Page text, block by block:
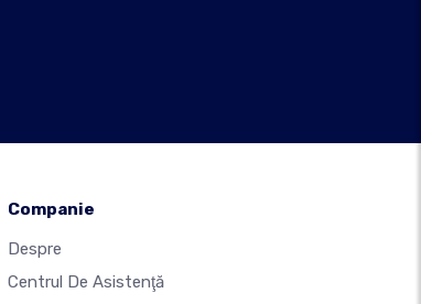
Companie
Despre
Centrul De Asistenţă